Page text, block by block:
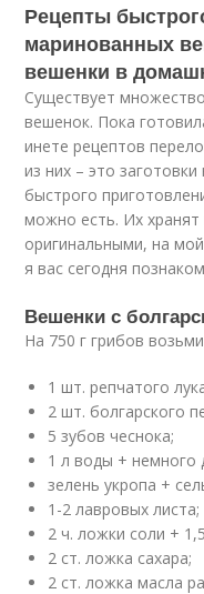
Рецепты
маринованных
вешенки в
Существует
вешенок. Пока
инете рецептов
из них – это
быстрого
можно есть. Их
оригинальными, на
я вас сегодня
Вешенки с
На 750 г грибов
1 шт. репчатого
2 шт. болгарского
5 зубов чеснока;
1 л воды + немного
зелень укропа +
1-2 лавровых листа;
2 ч. ложки соли +
2 ст. ложка сахара;
2 ст. ложка масла